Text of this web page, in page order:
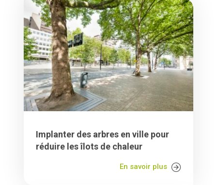
Implanter des arbres en ville pour
réduire les îlots de chaleur
En savoir plus